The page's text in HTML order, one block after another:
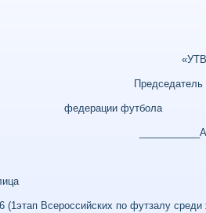
Ю.
(1этап Всероссийских по футзалу